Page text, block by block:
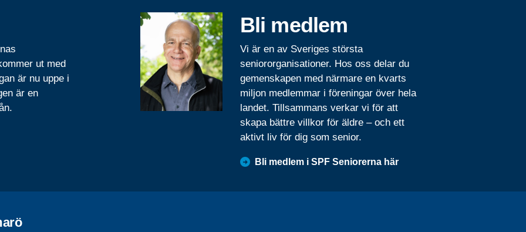
ut med
är nu uppe i
är en
Bli medlem
Vi är en av Sveriges största
seniororganisationer. Hos oss delar du
gemenskapen med närmare en kvarts
miljon medlemmar i föreningar över hela
landet. Tillsammans verkar vi för att
skapa bättre villkor för äldre – och ett
aktivt liv för dig som senior.
Bli medlem i SPF Seniorerna här